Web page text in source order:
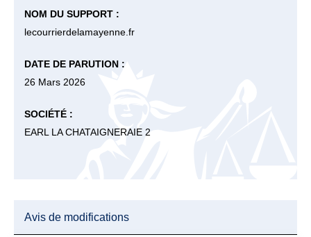
NOM DU SUPPORT :
lecourrierdelamayenne.fr
DATE DE PARUTION :
26 Mars 2026
SOCIÉTÉ :
EARL LA CHATAIGNERAIE 2
Avis de modifications